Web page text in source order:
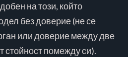
на този, който
без доверие (не се
или доверие между две
стойност помежду си).